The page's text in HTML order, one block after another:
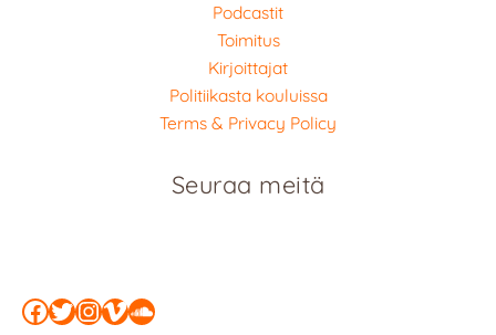
Podcastit
Toimitus
Kirjoittajat
Politiikasta kouluissa
Terms & Privacy Policy
Seuraa meitä
Facebook
Twitter
Instagram
Vimeo
SoundCloud